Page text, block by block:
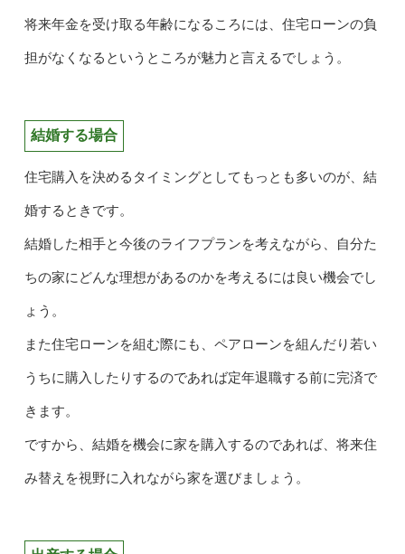
将来年金を受け取る年齢になるころには、住宅ローンの負
担がなくなるというところが魅力と言えるでしょう。
結婚する場合
住宅購入を決めるタイミングとしてもっとも多いのが、結
婚するときです。
結婚した相手と今後のライフプランを考えながら、自分た
ちの家にどんな理想があるのかを考えるには良い機会でし
ょう。
また住宅ローンを組む際にも、ペアローンを組んだり若い
うちに購入したりするのであれば定年退職する前に完済で
きます。
ですから、結婚を機会に家を購入するのであれば、将来住
み替えを視野に入れながら家を選びましょう。